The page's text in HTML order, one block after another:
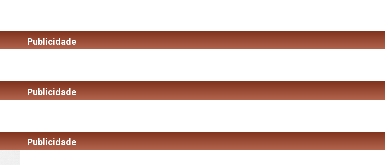
Publicidade
Publicidade
Publicidade